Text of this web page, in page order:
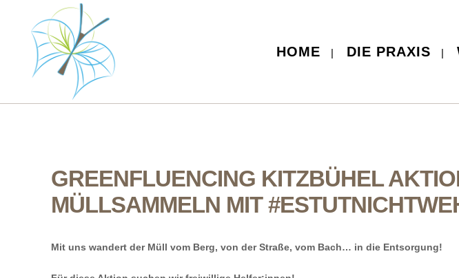
HOME DIE PRAXIS
GREENFLUENCING KITZBÜHEL
MÜLLSAMMELN MIT
Mit uns wandert der Müll vom Berg, von der Straße, vom Bach… in die Entsorgung!